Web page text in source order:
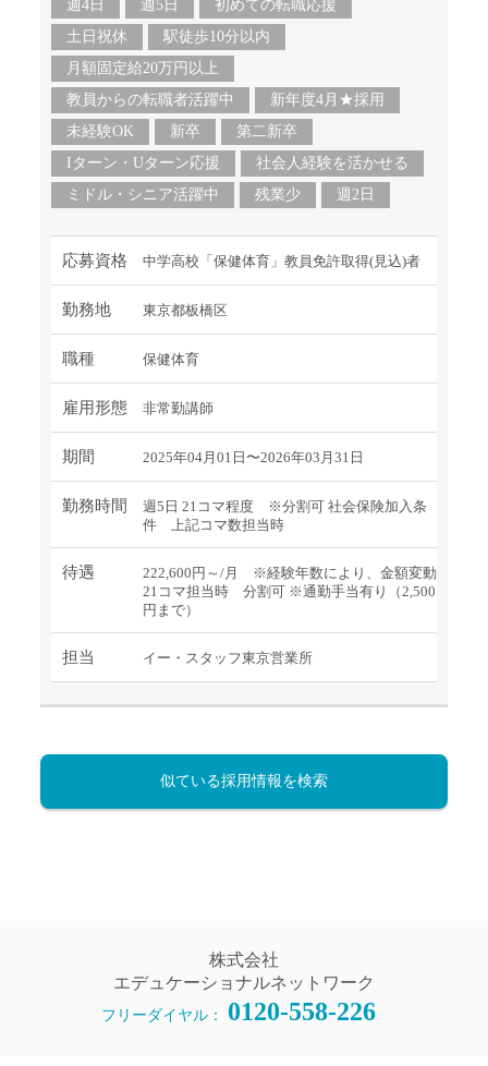
週4日 週5日
初めての転職応援
土日祝休
駅徒歩10分以内
月額固定給20万円以上
教員からの転職者活躍中
新年度4月★採用
未経験OK
新卒
第二新卒
Iターン・Uターン応援
社会人経験を活かせる
ミドル・シニア活躍中
残業少 週2日
応募資格 中学高校「保健体育」教員免許取得(見込)者
勤務地 東京都板橋区
職種 保健体育
雇用形態 非常勤講師
期間 2025年04月01日〜2026年03月31日
勤務時間
週5日 21コマ程度 ※分割可 社会保険加入条
件 上記コマ数担当時
待遇
222,600円～/月 ※経験年数により、金額変動
21コマ担当時 分割可 ※通勤手当有り（2,500
円まで）
担当 イー・スタッフ東京営業所
似ている採用情報を検索
株式会社
エデュケーショナルネットワーク
フリーダイヤル： 0120-558-226